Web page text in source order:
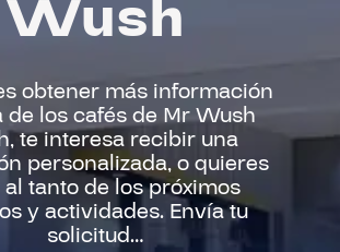
Wush
obtener más información
de los cafés de Mr Wush
te interesa recibir una
personalizada, o quieres
tanto de los próximos
y actividades. Envía tu
solicitud…